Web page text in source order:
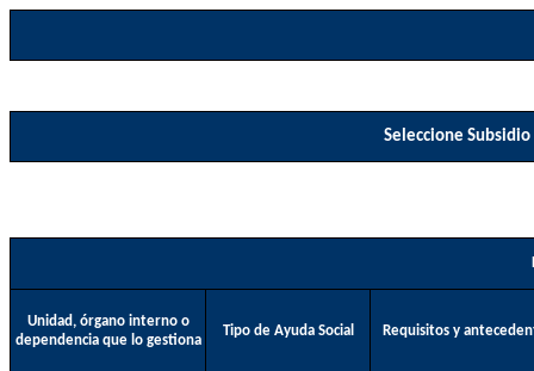
Seleccione
Unidad, órgano interno o
dependencia que lo gestiona
Tipo de Ayuda Social Requisitos y